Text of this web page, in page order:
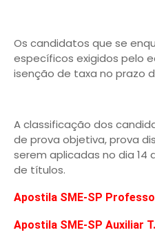
Os candidatos que se
específicos exigidos pelo
isenção de taxa no prazo
A classificação dos
de prova objetiva, prova
serem aplicadas no dia 14
de títulos.
Apostila SME-SP
Apostila SME-SP Auxiliar